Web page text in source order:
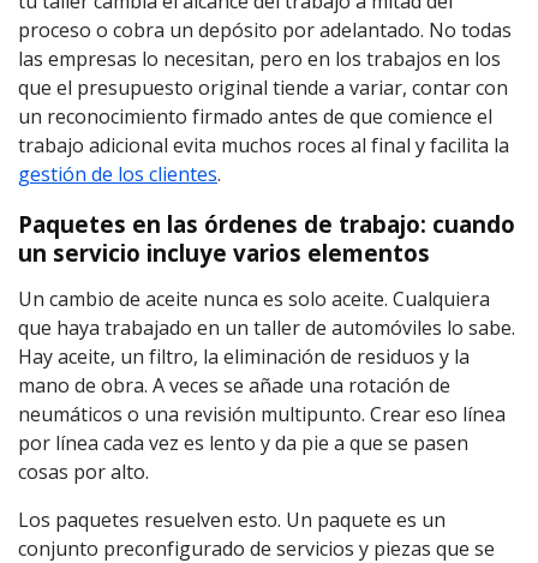
proceso o cobra un depósito por adelantado. No todas
las empresas lo necesitan, pero en los trabajos en los
que el presupuesto original tiende a variar, contar con
un reconocimiento firmado antes de que comience el
trabajo adicional evita muchos roces al final y facilita la
gestión de los clientes.
Paquetes en las órdenes de trabajo: cuando
un servicio incluye varios elementos
Un cambio de aceite nunca es solo aceite. Cualquiera
que haya trabajado en un taller de automóviles lo sabe.
Hay aceite, un filtro, la eliminación de residuos y la
mano de obra. A veces se añade una rotación de
neumáticos o una revisión multipunto. Crear eso línea
por línea cada vez es lento y da pie a que se pasen
cosas por alto.
Los paquetes resuelven esto. Un paquete es un
conjunto preconfigurado de servicios y piezas que se